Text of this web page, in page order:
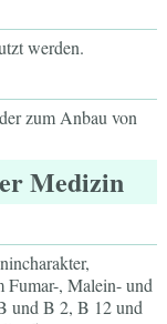
werden.
zum Anbau von
Medizin
Fumar-, Malein- und
und B 2, B 12 und